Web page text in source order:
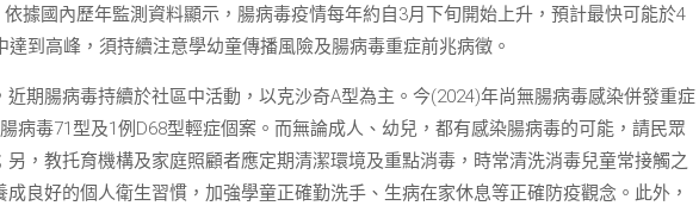
據國內歷年監測資料顯示，腸病毒疫情每年約自3月下旬開始上升，預計最快可能於4
到高峰，須持續注意學幼童傳播風險及腸病毒重症前兆病徵。
期腸病毒持續於社區中活動，以克沙奇A型為主。今(2024)年尚無腸病毒感染併發重症
病毒71型及1例D68型輕症個案。而無論成人、幼兒，都有感染腸病毒的可能，請民眾
，教托育機構及家庭照顧者應定期清潔環境及重點消毒，時常清洗消毒兒童常接觸之
良好的個人衛生習慣，加強學童正確勤洗手、生病在家休息等正確防疫觀念。此外，